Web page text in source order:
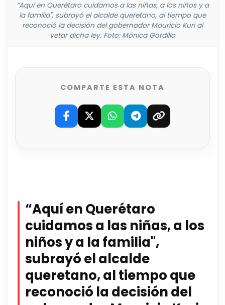
“Aquí en Querétaro cuidamos a las niñas, a los niños y a
la familia", subrayó el alcalde queretano, al tiempo que
reconoció la decisión del gobernador Mauricio Kuri al
vetar dicha ley. Foto: Mónica Gordillo
COMPARTE ESTA NOTA
“Aquí en Querétaro
cuidamos a las niñas, a los
niños y a la familia",
subrayó el alcalde
queretano, al tiempo que
reconoció la decisión del